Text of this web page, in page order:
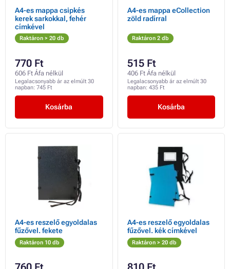
A4-es mappa csipkés
kerek sarkokkal, fehér
címkével
Raktáron > 20 db
770 Ft
606 Ft Áfa nélkül
Legalacsonyabb ár az elmúlt 30
napban: 745 Ft
Kosárba
A4-es mappa eCollection
zöld radírral
Raktáron 2 db
515 Ft
406 Ft Áfa nélkül
Legalacsonyabb ár az elmúlt 30
napban: 435 Ft
Kosárba
A4-es reszelő egyoldalas
fűzővel. fekete
Raktáron 10 db
A4-es reszelő egyoldalas
fűzővel. kék címkével
Raktáron > 20 db